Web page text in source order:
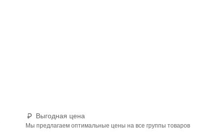
Выгодная цена
Мы предлагаем оптимальные цены на все группы товаров